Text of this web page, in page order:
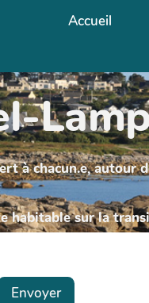
Accueil
à chacun.e, autour
habitable sur la
Envoyer